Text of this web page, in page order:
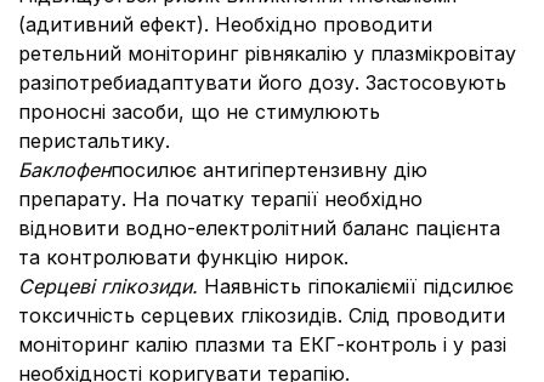
(адитивний ефект). Необхідно проводити
ретельний моніторинг рівнякалію у плазмікровітау
разіпотребиадаптувати його дозу. Застосовують
проносні засоби, що не стимулюють
перистальтику.
Баклофенпосилює антигіпертензивну дію
препарату. На початку терапії необхідно
відновити водно-електролітний баланс пацієнта
та контролювати функцію нирок.
Серцеві глікозиди. Наявність гіпокаліємії підсилює
токсичність серцевих глікозидів. Слід проводити
моніторинг калію плазми та ЕКГ-контроль і у разі
необхідності коригувати терапію.